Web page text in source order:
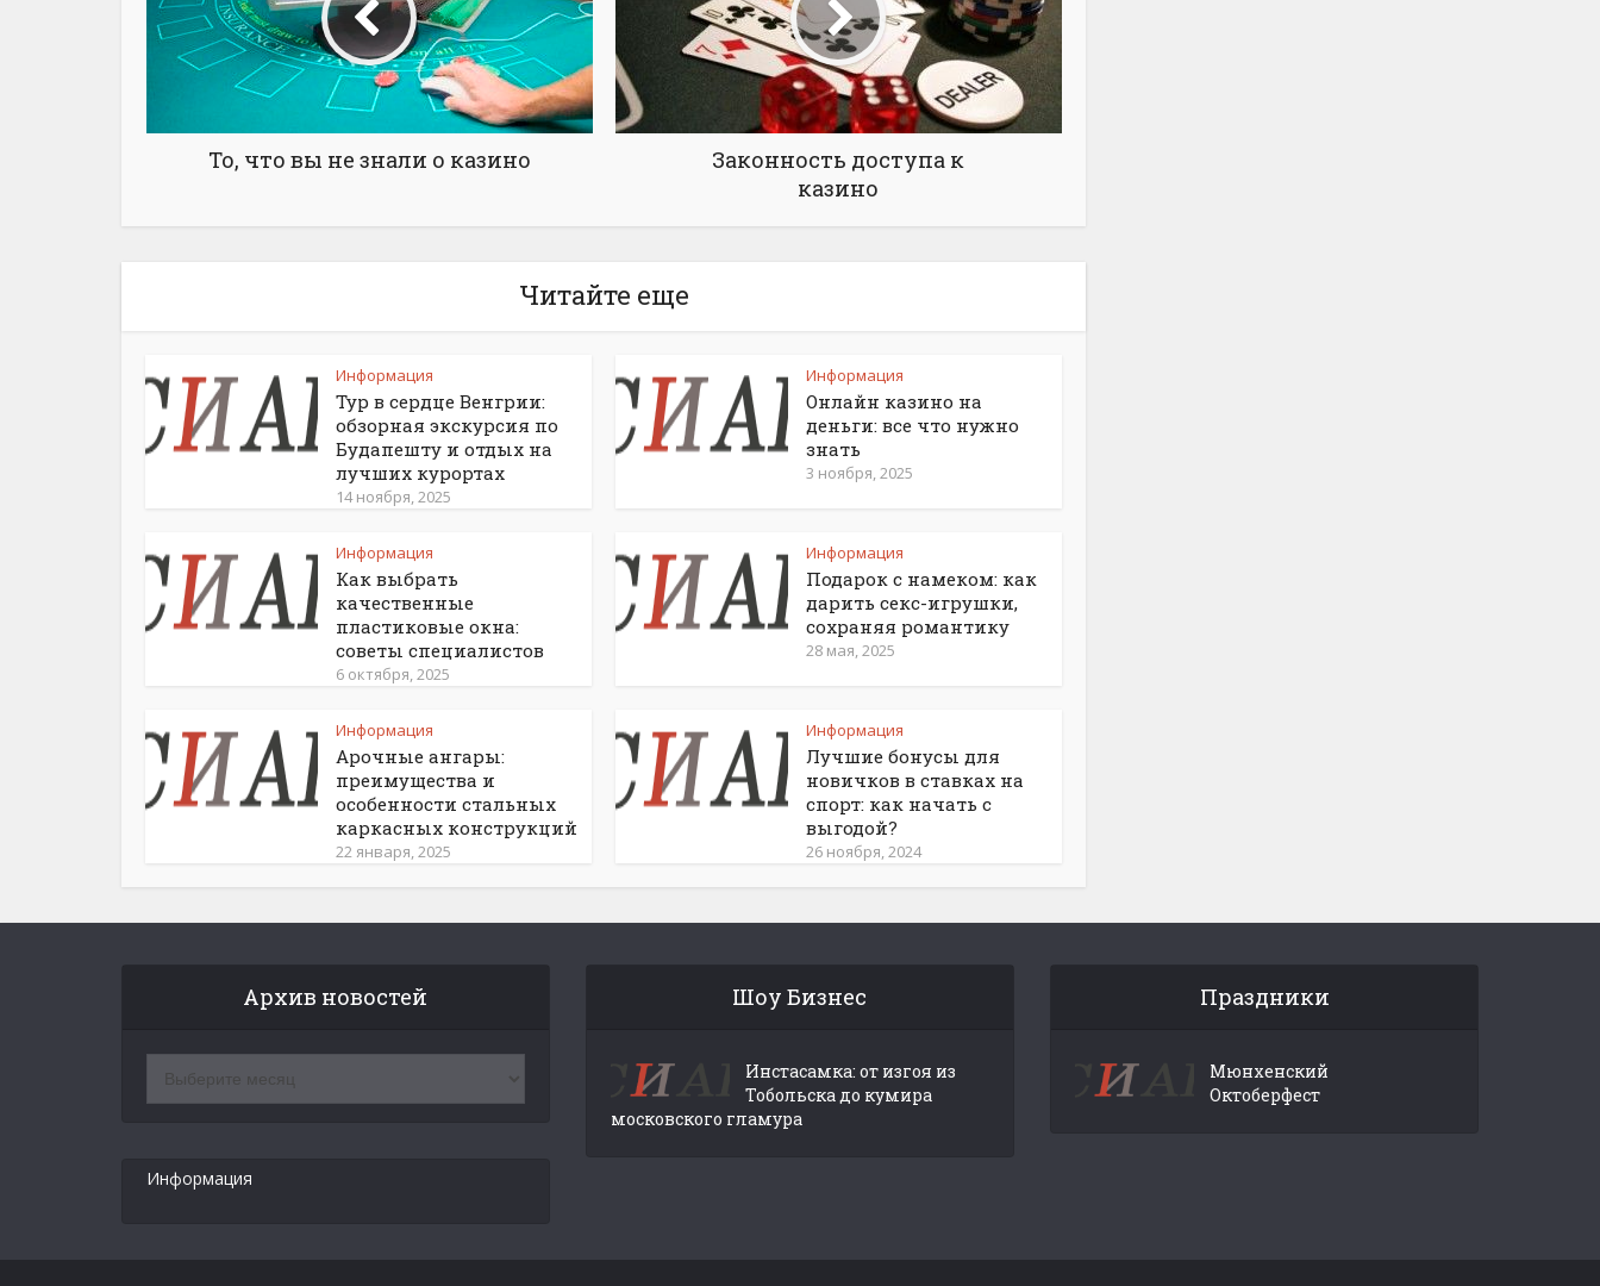
То, что вы не знали о казино
Законность доступа к
казино
Читайте еще
Информация
Тур в сердце Венгрии:
обзорная экскурсия по
Будапешту и отдых на
лучших курортах
14 ноября, 2025
Информация
Онлайн казино на
деньги: все что нужно
знать
3 ноября, 2025
Информация
Как выбрать
качественные
пластиковые окна:
советы специалистов
6 октября, 2025
Информация
Подарок с намеком: как
дарить секс-игрушки,
сохраняя романтику
28 мая, 2025
Информация
Арочные ангары:
преимущества и
особенности стальных
каркасных конструкций
22 января, 2025
Информация
Лучшие бонусы для
новичков в ставках на
спорт: как начать с
выгодой?
26 ноября, 2024
Архив новостей
новостей
Информация
Шоу Бизнес
Инстасамка: от изгоя из
Тобольска до кумира
московского гламура
Праздники
Мюнхенский
Октоберфест